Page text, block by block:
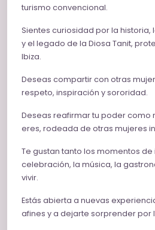
turismo convencional.
Sientes curiosidad por la historia,
y el legado de la Diosa Tanit,
Ibiza.
Deseas compartir con otras
respeto, inspiración y sororidad.
Deseas reafirmar tu poder como
eres, rodeada de otras mujeres
Te gustan tanto los momentos
celebración, la música, la
vivir.
Estás abierta a nuevas
afines y a dejarte sorprender por